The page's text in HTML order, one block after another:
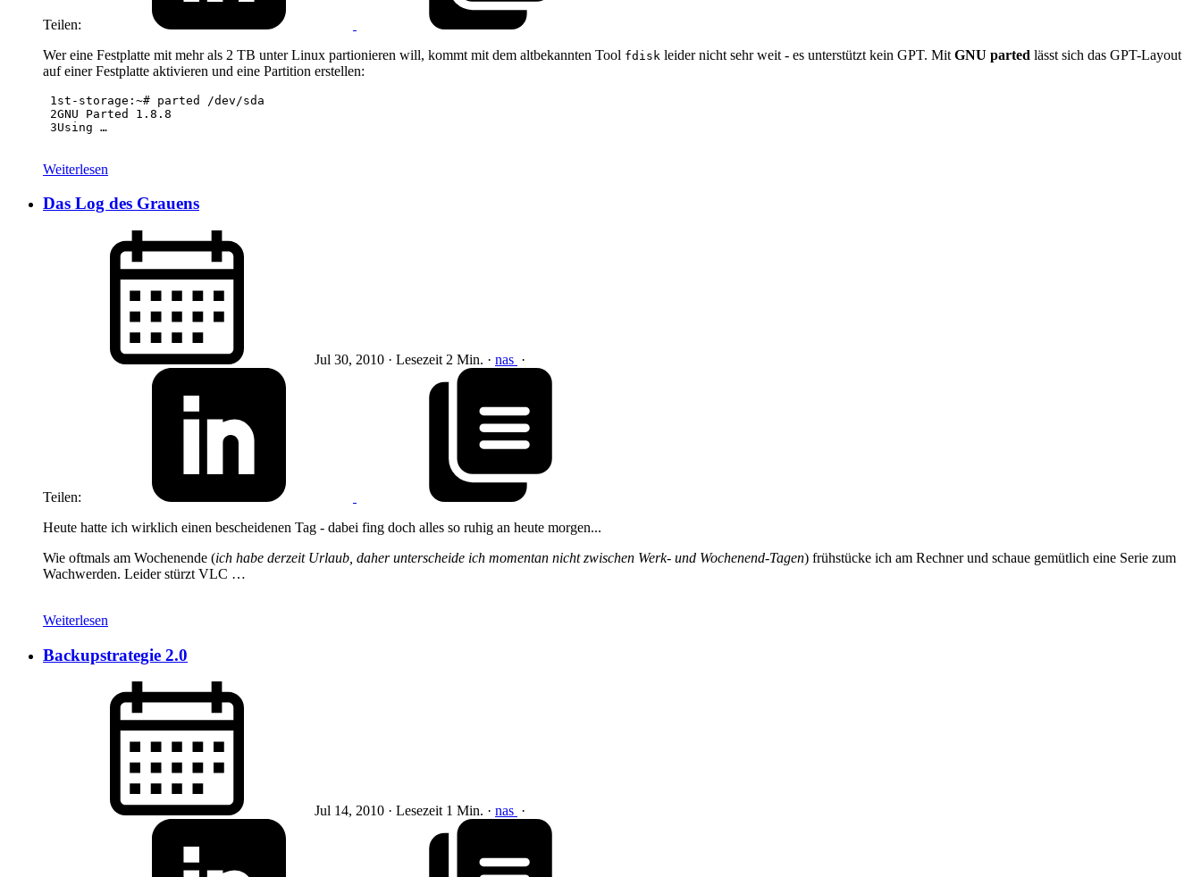
Teilen:
Wer eine Festplatte mit mehr als 2 TB unter Linux partionieren will, kommt mit dem altbekannten Tool fdisk leider nicht sehr weit - es unterstützt kein GPT. Mit GNU parted lässt sich das GPT-Layout
auf einer Festplatte aktivieren und eine Partition erstellen:
1
2
3Using …
Weiterlesen
Das Log des Grauens
Jul 30, 2010 · Lesezeit 2 Min. · nas ·
Teilen:
Heute hatte ich wirklich einen bescheidenen Tag - dabei fing doch alles so ruhig an heute morgen...
Wie oftmals am Wochenende (ich habe derzeit Urlaub, daher unterscheide ich momentan nicht zwischen Werk- und Wochenend-Tagen) frühstücke ich am Rechner und schaue gemütlich eine Serie zum
Wachwerden. Leider stürzt VLC …
Weiterlesen
Backupstrategie 2.0
Jul 14, 2010 · Lesezeit 1 Min. · nas ·